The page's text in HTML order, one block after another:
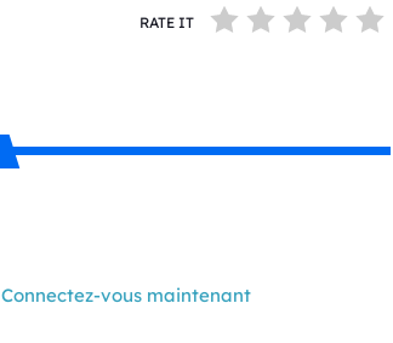
RATE IT
Connectez-vous maintenant